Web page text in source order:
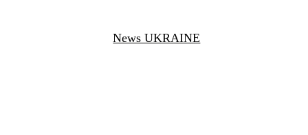
News UKRAINE